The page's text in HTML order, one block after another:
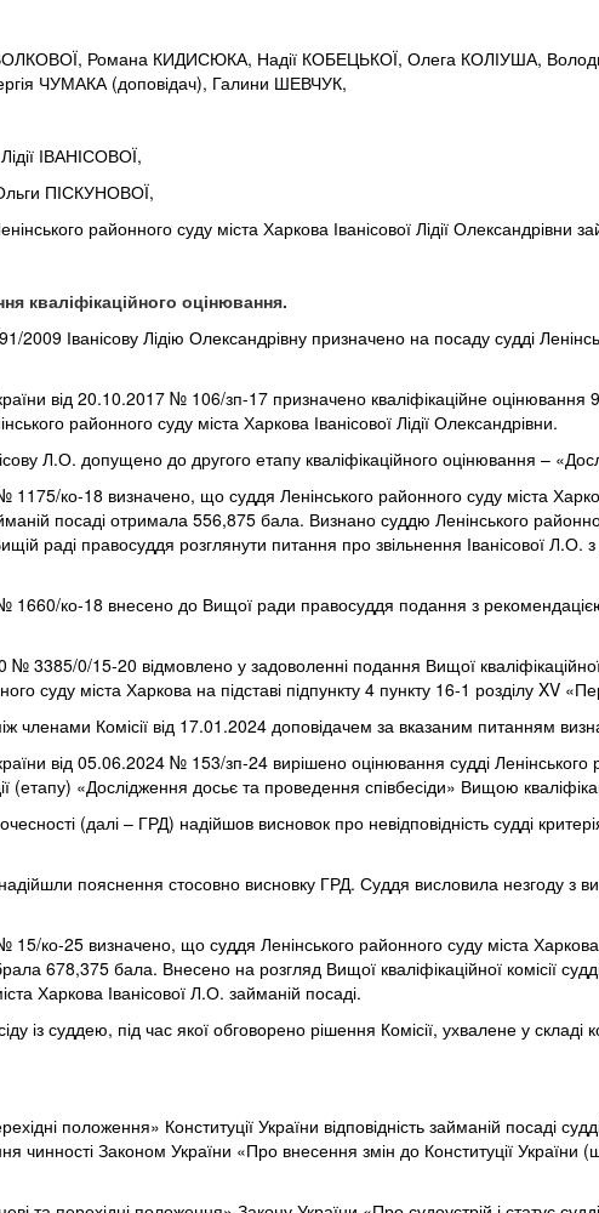
Романа КИДИСЮКА, Надії КОБЕЦЬКОЇ, Олега КОЛІУША,
ЧУМАКА (доповідач), Галини ШЕВЧУК,
ІВАНІСОВОЇ,
ПІСКУНОВОЇ,
районного суду міста Харкова Іванісової Лідії Олександрівни
кваліфікаційного оцінювання.
Іванісову Лідію Олександрівну призначено на посаду судді
від 20.10.2017 № 106/зп-17 призначено кваліфікаційне оцінювання
районного суду міста Харкова Іванісової Лідії Олександрівни.
Л.О. допущено до другого етапу кваліфікаційного оцінювання –
№ 1175/ко-18 визначено, що суддя Ленінського районного суду міста
посаді отримала 556,875 бала. Визнано суддю Ленінського
раді правосуддя розглянути питання про звільнення Іванісової Л.О.
№ 1660/ко-18 внесено до Вищої ради правосуддя подання з
0/15-20 відмовлено у задоволенні подання Вищої кваліфікаційної
суду міста Харкова на підставі підпункту 4 пункту 16-1 розділу XV
членами Комісії від 17.01.2024 доповідачем за вказаним питанням
від 05.06.2024 № 153/зп-24 вирішено оцінювання судді
(етапу) «Дослідження досьє та проведення співбесіди» Вищою
(далі – ГРД) надійшов висновок про невідповідність судді
пояснення стосовно висновку ГРД. Суддя висловила незгоду з
15/ко-25 визначено, що суддя Ленінського районного суду міста
678,375 бала. Внесено на розгляд Вищої кваліфікаційної комісії
Харкова Іванісової Л.О. займаній посаді.
із суддею, під час якої обговорено рішення Комісії, ухвалене у складі
положення» Конституції України відповідність займаній посаді
чинності Законом України «Про внесення змін до Конституції